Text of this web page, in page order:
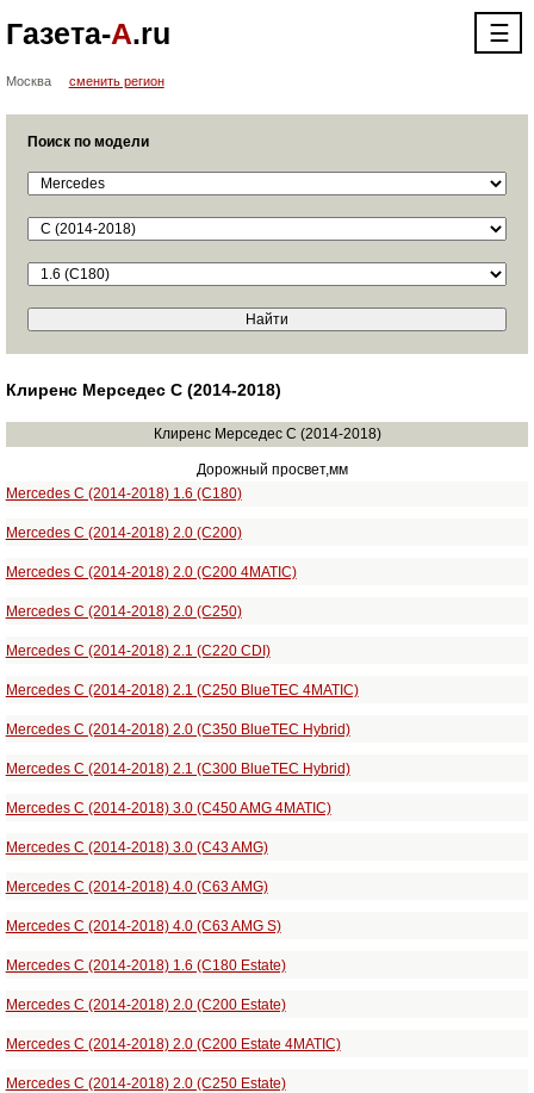
Газета-А.ru ☰
Москва сменить регион
Поиск по модели
Клиренс Мерседес С (2014-2018)
Клиренс Мерседес С (2014-2018)
Дорожный просвет,мм
Mercedes C (2014-2018) 1.6 (C180)
Mercedes C (2014-2018) 2.0 (C200)
Mercedes C (2014-2018) 2.0 (C200 4MATIC)
Mercedes C (2014-2018) 2.0 (C250)
Mercedes C (2014-2018) 2.1 (C220 CDI)
Mercedes C (2014-2018) 2.1 (C250 BlueTEC 4MATIC)
Mercedes C (2014-2018) 2.0 (C350 BlueTEC Hybrid)
Mercedes C (2014-2018) 2.1 (C300 BlueTEC Hybrid)
Mercedes C (2014-2018) 3.0 (C450 AMG 4MATIC)
Mercedes C (2014-2018) 3.0 (C43 AMG)
Mercedes C (2014-2018) 4.0 (C63 AMG)
Mercedes C (2014-2018) 4.0 (C63 AMG S)
Mercedes C (2014-2018) 1.6 (C180 Estate)
Mercedes C (2014-2018) 2.0 (C200 Estate)
Mercedes C (2014-2018) 2.0 (C200 Estate 4MATIC)
Mercedes C (2014-2018) 2.0 (C250 Estate)